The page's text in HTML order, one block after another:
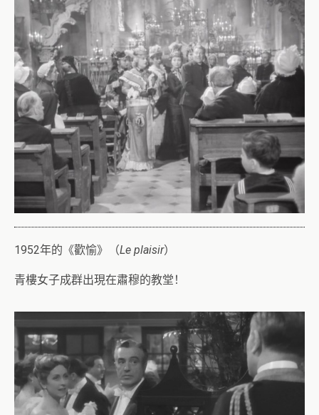
1952年的《歡愉》（Le plaisir）
青樓女子成群出現在肅穆的教堂！